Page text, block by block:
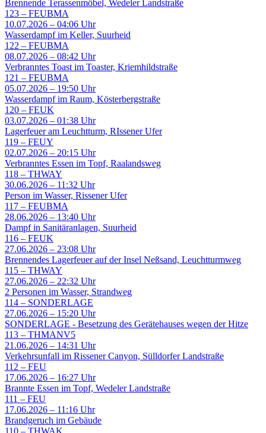
Brennende Terassenmöbel, Wedeler Landstraße
123 – FEUBMA
10.07.2026 – 04:06 Uhr
Wasserdampf im Keller, Suurheid
122 – FEUBMA
08.07.2026 – 08:42 Uhr
Verbranntes Toast im Toaster, Kriemhildstraße
121 – FEUBMA
05.07.2026 – 19:50 Uhr
Wasserdampf im Raum, Kösterbergstraße
120 – FEUK
03.07.2026 – 01:38 Uhr
Lagerfeuer am Leuchtturm, RIssener Ufer
119 – FEUY
02.07.2026 – 20:15 Uhr
Verbranntes Essen im Topf, Raalandsweg
118 – THWAY
30.06.2026 – 11:32 Uhr
Person im Wasser, Rissener Ufer
117 – FEUBMA
28.06.2026 – 13:40 Uhr
Dampf in Sanitäranlagen, Suurheid
116 – FEUK
27.06.2026 – 23:08 Uhr
Brennendes Lagerfeuer auf der Insel Neßsand, Leuchtturmweg
115 – THWAY
27.06.2026 – 22:32 Uhr
2 Personen im Wasser, Strandweg
114 – SONDERLAGE
27.06.2026 – 15:20 Uhr
SONDERLAGE - Besetzung des Gerätehauses wegen der Hitze
113 – THMANV5
21.06.2026 – 14:31 Uhr
Verkehrsunfall im Rissener Canyon, Sülldorfer Landstraße
112 – FEU
17.06.2026 – 16:27 Uhr
Brannte Essen im Topf, Wedeler Landstraße
111 – FEU
17.06.2026 – 11:16 Uhr
Brandgeruch im Gebäude
110 – THWAK